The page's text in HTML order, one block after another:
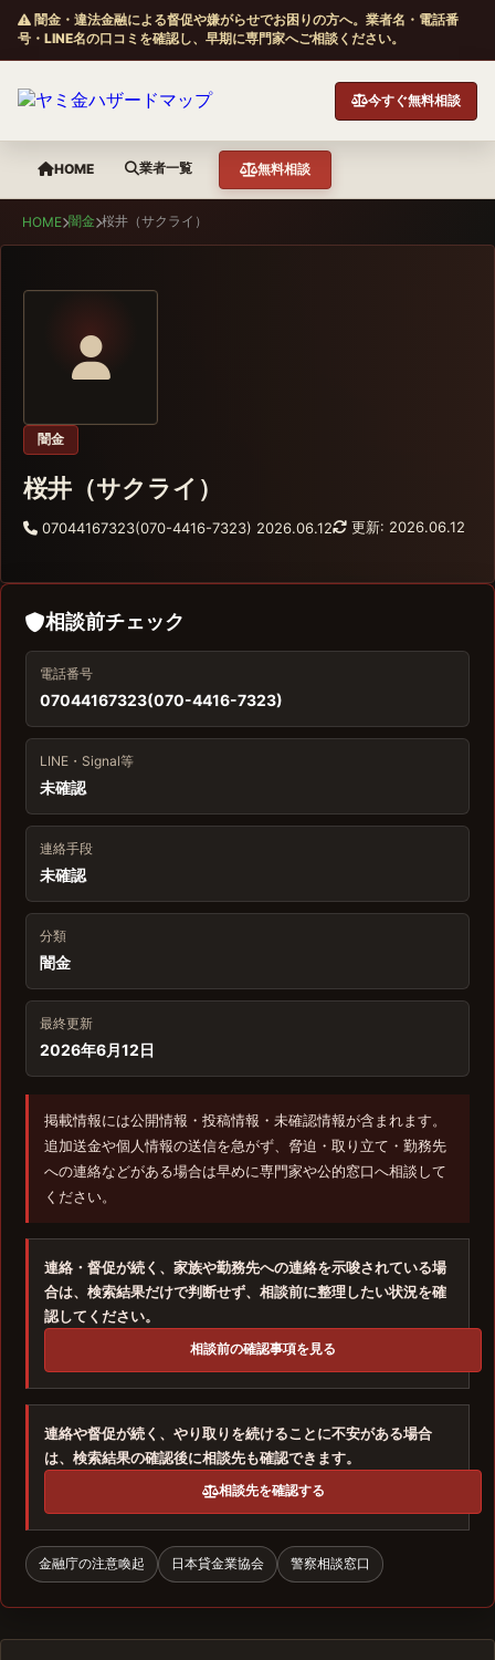
闇金・違法金融による督促や嫌がらせでお困りの方へ。業者名・電話番
号・LINE名の口コミを確認し、早期に専門家へご相談ください。
今すぐ無料相談
HOME 業者一覧 無料相談
HOME 闇金 桜井（サクライ）
闇金
桜井（サクライ）
07044167323(070-4416-7323) 2026.06.12 更新: 2026.06.12
相談前チェック
電話番号
07044167323(070-4416-7323)
LINE・Signal等
未確認
連絡手段
未確認
分類
闇金
最終更新
2026年6月12日
掲載情報には公開情報・投稿情報・未確認情報が含まれます。
追加送金や個人情報の送信を急がず、脅迫・取り立て・勤務先
への連絡などがある場合は早めに専門家や公的窓口へ相談して
ください。
連絡・督促が続く、家族や勤務先への連絡を示唆されている場
合は、検索結果だけで判断せず、相談前に整理したい状況を確
認してください。
相談前の確認事項を見る
連絡や督促が続く、やり取りを続けることに不安がある場合
は、検索結果の確認後に相談先も確認できます。
相談先を確認する
金融庁の注意喚起 日本貸金業協会 警察相談窓口